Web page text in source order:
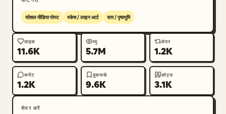
सोशल मीडिया पोस्ट स्केच / लाइन आर्ट सार / पृष्ठभूमि
लाइक
11.6K
व्यू
5.7M
शेयर
1.2K
कमेंट
1.2K
बुकमार्क
9.6K
कोट्स
3.1K
शेयर करें